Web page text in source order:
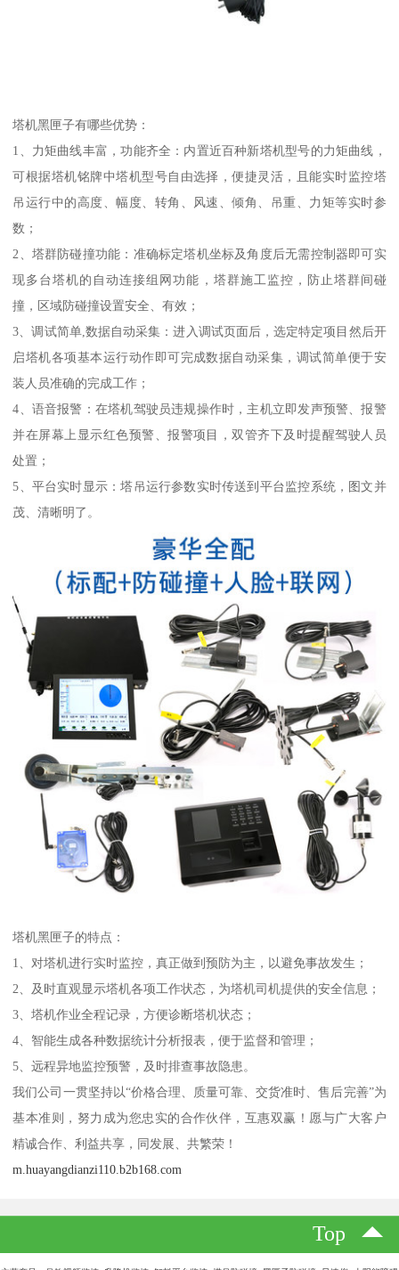
塔机黑匣子有哪些优势：
1、力矩曲线丰富，功能齐全：内置近百种新塔机型号的力矩曲线，
可根据塔机铭牌中塔机型号自由选择，便捷灵活，且能实时监控塔
吊运行中的高度、幅度、转角、风速、倾角、吊重、力矩等实时参
数；
2、塔群防碰撞功能：准确标定塔机坐标及角度后无需控制器即可实
现多台塔机的自动连接组网功能，塔群施工监控，防止塔群间碰
撞，区域防碰撞设置安全、有效；
3、调试简单,数据自动采集：进入调试页面后，选定特定项目然后开
启塔机各项基本运行动作即可完成数据自动采集，调试简单便于安
装人员准确的完成工作；
4、语音报警：在塔机驾驶员违规操作时，主机立即发声预警、报警
并在屏幕上显示红色预警、报警项目，双管齐下及时提醒驾驶人员
处置；
5、平台实时显示：塔吊运行参数实时传送到平台监控系统，图文并
茂、清晰明了。
塔机黑匣子的特点：
1、对塔机进行实时监控，真正做到预防为主，以避免事故发生；
2、及时直观显示塔机各项工作状态，为塔机司机提供的安全信息；
3、塔机作业全程记录，方便诊断塔机状态；
4、智能生成各种数据统计分析报表，便于监督和管理；
5、远程异地监控预警，及时排查事故隐患。
我们公司一贯坚持以“价格合理、质量可靠、交货准时、售后完善”为
基本准则，努力成为您忠实的合作伙伴，互惠双赢！愿与广大客户
精诚合作、利益共享，同发展、共繁荣！
m.huayangdianzi110.b2b168.com
Top